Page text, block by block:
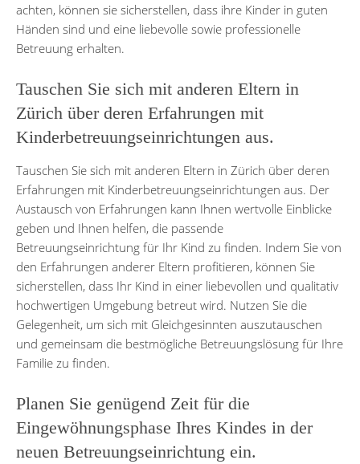
achten, können sie sicherstellen, dass ihre Kinder in guten
Händen sind und eine liebevolle sowie professionelle
Betreuung erhalten.
Tauschen Sie sich mit anderen Eltern in
Zürich über deren Erfahrungen mit
Kinderbetreuungseinrichtungen aus.
Tauschen Sie sich mit anderen Eltern in Zürich über deren
Erfahrungen mit Kinderbetreuungseinrichtungen aus. Der
Austausch von Erfahrungen kann Ihnen wertvolle Einblicke
geben und Ihnen helfen, die passende
Betreuungseinrichtung für Ihr Kind zu finden. Indem Sie von
den Erfahrungen anderer Eltern profitieren, können Sie
sicherstellen, dass Ihr Kind in einer liebevollen und qualitativ
hochwertigen Umgebung betreut wird. Nutzen Sie die
Gelegenheit, um sich mit Gleichgesinnten auszutauschen
und gemeinsam die bestmögliche Betreuungslösung für Ihre
Familie zu finden.
Planen Sie genügend Zeit für die
Eingewöhnungsphase Ihres Kindes in der
neuen Betreuungseinrichtung ein.